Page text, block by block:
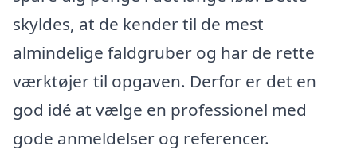
skyldes, at de kender til de mest
almindelige faldgruber og har de rette
værktøjer til opgaven. Derfor er det en
god idé at vælge en professionel med
gode anmeldelser og referencer.